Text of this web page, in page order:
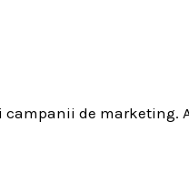
de marketing.